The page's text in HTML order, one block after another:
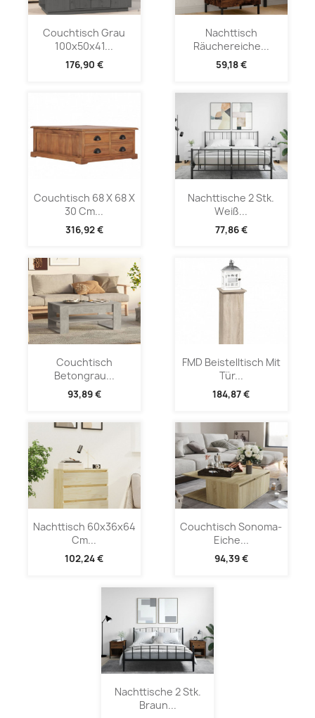
Couchtisch Grau
100x50x41...
176,90 €
Nachttisch
Räuchereiche...
59,18 €
Couchtisch 68 X 68 X
30 Cm...
316,92 €
Nachttische 2 Stk.
Weiß...
77,86 €
Couchtisch
Betongrau...
93,89 €
FMD Beistelltisch Mit
Tür...
184,87 €
Nachttisch 60x36x64
Cm...
102,24 €
Couchtisch Sonoma-
Eiche...
94,39 €
Nachttische 2 Stk.
Braun...